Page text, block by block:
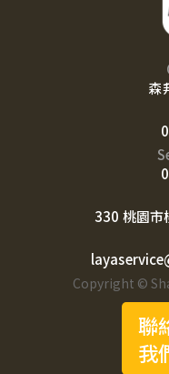
森
330 桃園市
Copyright ©
聯
我